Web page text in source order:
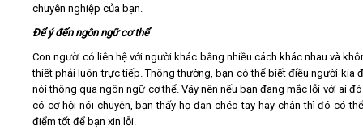
chuyên nghiệp của bạn.
Để ý đến ngôn ngữ cơ thể
Con người có liên hệ với người khác bằng nhiều cách khác nhau và
thiết phải luôn trực tiếp. Thông thường, bạn có thể biết điều người kia
nói thông qua ngôn ngữ cơ thể. Vậy nên nếu bạn đang mắc lỗi với ai
có cơ hội nói chuyện, bạn thấy họ đan chéo tay hay chân thì đó có
điểm tốt để bạn xin lỗi.